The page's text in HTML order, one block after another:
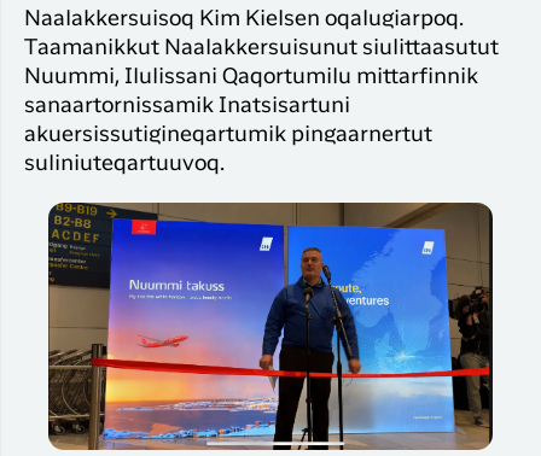
Naalakkersuisoq Kim Kielsen oqalugiarpoq.
Taamanikkut Naalakkersuisunut siulittaasutut
Nuummi, Ilulissani Qaqortumilu mittarfinnik
sanaartornissamik Inatsisartuni
akuersissutigineqartumik pingaarnertut
suliniuteqartuuvoq.